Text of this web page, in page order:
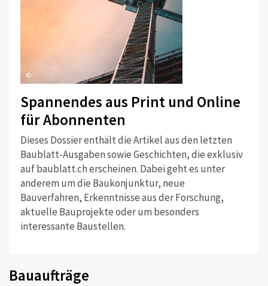
©
Spannendes aus Print und Online
für Abonnenten
Dieses Dossier enthält die Artikel aus den letzten
Baublatt-Ausgaben sowie Geschichten, die exklusiv
auf baublatt.ch erscheinen. Dabei geht es unter
anderem um die Baukonjunktur, neue
Bauverfahren, Erkenntnisse aus der Forschung,
aktuelle Bauprojekte oder um besonders
interessante Baustellen.
Bauaufträge